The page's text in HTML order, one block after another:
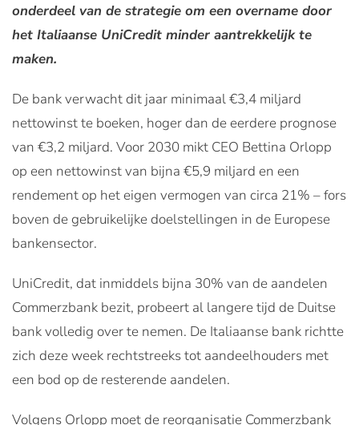
onderdeel van de strategie om een overname door
het Italiaanse UniCredit minder aantrekkelijk te
maken.
De bank verwacht dit jaar minimaal €3,4 miljard
nettowinst te boeken, hoger dan de eerdere prognose
van €3,2 miljard. Voor 2030 mikt CEO Bettina Orlopp
op een nettowinst van bijna €5,9 miljard en een
rendement op het eigen vermogen van circa 21% – fors
boven de gebruikelijke doelstellingen in de Europese
bankensector.
UniCredit, dat inmiddels bijna 30% van de aandelen
Commerzbank bezit, probeert al langere tijd de Duitse
bank volledig over te nemen. De Italiaanse bank richtte
zich deze week rechtstreeks tot aandeelhouders met
een bod op de resterende aandelen.
Volgens Orlopp moet de reorganisatie Commerzbank